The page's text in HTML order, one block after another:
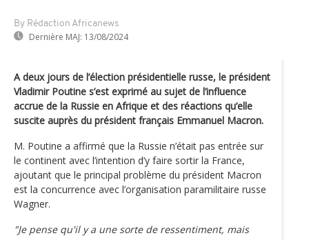
By Rédaction Africanews
Dernière MAJ: 13/08/2024
A deux jours de l’élection présidentielle russe, le président
Vladimir Poutine s’est exprimé au sujet de l’influence
accrue de la Russie en Afrique et des réactions qu’elle
suscite auprès du président français Emmanuel Macron.
M. Poutine a affirmé que la Russie n’était pas entrée sur
le continent avec l’intention d’y faire sortir la France,
ajoutant que le principal problème du président Macron
est la concurrence avec l’organisation paramilitaire russe
Wagner.
"Je pense qu'il y a une sorte de ressentiment, mais